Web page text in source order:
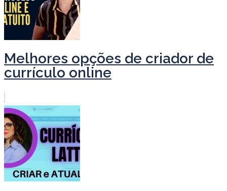
Melhores opções de criador de
currículo online